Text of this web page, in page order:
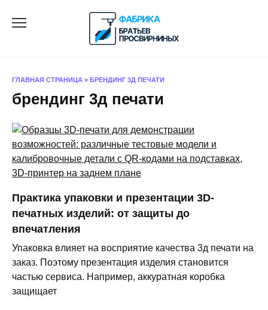
ГЛАВНАЯ СТРАНИЦА » БРЕНДИНГ 3Д ПЕЧАТИ
брендинг 3д печати
Практика упаковки и презентации 3D-
печатных изделий: от защиты до
впечатления
Упаковка влияет на восприятие качества 3д печати на
заказ. Поэтому презентация изделия становится
частью сервиса. Например, аккуратная коробка
защищает